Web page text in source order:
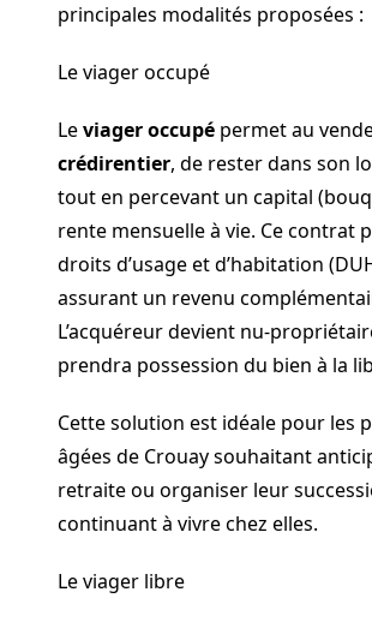
principales modalités proposées :
Le viager occupé
Leviager occupé permet au
crédirentier, de rester dans son
tout en percevant un capital
rente mensuelle à vie. Ce contrat
droits d’usage et d’habitation
assurant un revenu
L’acquéreur devient nu-
prendra possession du bien à la
Cette solution est idéale pour les
âgées de Crouay souhaitant
retraite ou organiser leur
continuant à vivre chez elles.
Le viager libre